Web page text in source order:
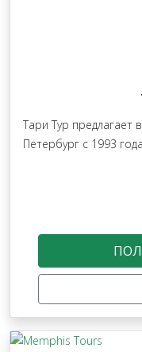
Тари Тур предлагает
Петербург с 1993